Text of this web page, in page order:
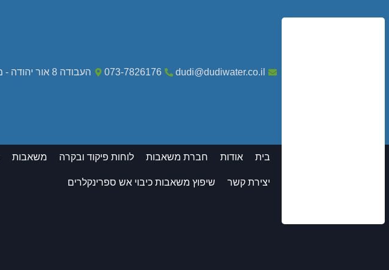
dudi@dudiwater.co.il
073-7826176 העבודה 8 אור יהודה - מרכז לוגיסטי
בית אודות חברת משאבות לוחות פיקוד ובקרה משאבות
יצירת קשר שיפוץ משאבות כיבוי אש ספרינקלרים